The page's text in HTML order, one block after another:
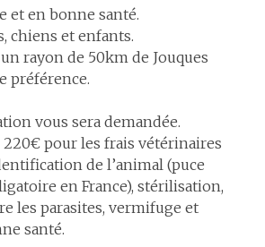
et en bonne santé.
chiens et enfants.
rayon de 50km de Jouques
préférence.
vous sera demandée.
220€ pour les frais vétérinaires
de l’animal (puce
en France), stérilisation,
les parasites, vermifuge et
santé.